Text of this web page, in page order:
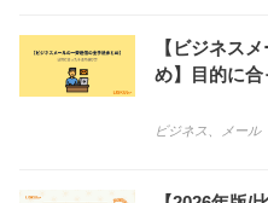
【ビジネス
め】目的に
ビジネス メール